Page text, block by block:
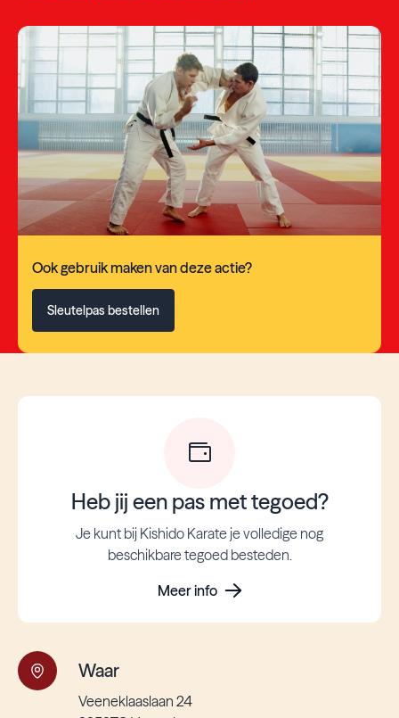
Ook gebruik maken van deze actie?
Sleutelpas bestellen
Heb jij een pas met tegoed?
Je kunt bij Kishido Karate je volledige nog
beschikbare tegoed besteden.
Meer info
Waar
Veeneklaaslaan 24